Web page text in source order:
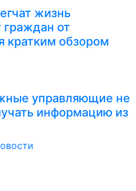
жизнь
от
кратким обзором
управляющие не
информацию из